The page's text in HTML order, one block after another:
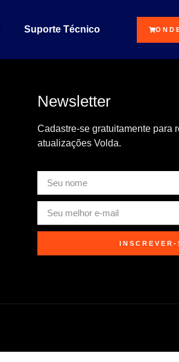
Suporte Técnico
ENCONTRAR
Newsletter
Cadastre-se gratuitamente para
atualizações Volda.
INSCREVER-